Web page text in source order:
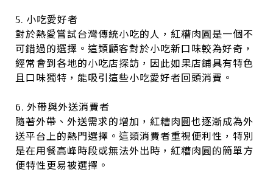
5. 小吃愛好者
對於熱愛嘗試台灣傳統小吃的人，紅糟肉圓是一個不
可錯過的選擇。這類顧客對於小吃新口味較為好奇，
經常會到各地的小吃店探訪，因此如果店鋪具有特色
且口味獨特，能吸引這些小吃愛好者回頭消費。
6. 外帶與外送消費者
隨著外帶、外送需求的增加，紅糟肉圓也逐漸成為外
送平台上的熱門選擇。這類消費者重視便利性，特別
是在用餐高峰時段或無法外出時，紅糟肉圓的簡單方
便特性更易被選擇。